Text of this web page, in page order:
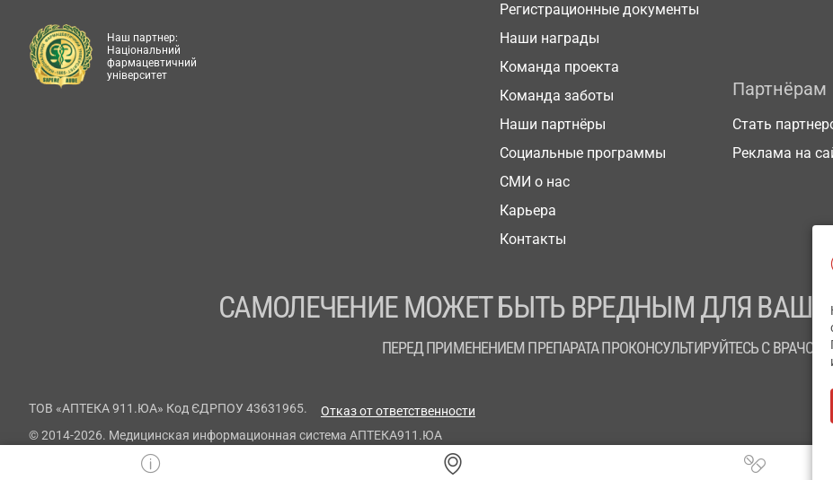
Регистрационные документы
Наши награды
Команда проекта
Команда заботы
Наши партнёры
Социальные программы
СМИ о нас
Карьера
Контакты
Партнёрам
Стать
Реклама на
Наш партнер:
Національний
фармацевтичний
університет
САМОЛЕЧЕНИЕ МОЖЕТ БЫТЬ ВРЕДНЫМ ДЛЯ
ПЕРЕД ПРИМЕНЕНИЕМ ПРЕПАРАТА ПРОКОНСУЛЬТИРУЙТЕСЬ С ВРАЧОМ
ТОВ «АПТЕКА 911.ЮА» Код ЄДРПОУ 43631965.
Отказ от ответственности
© 2014-2026. Медицинская информационная система АПТЕКА911.ЮА